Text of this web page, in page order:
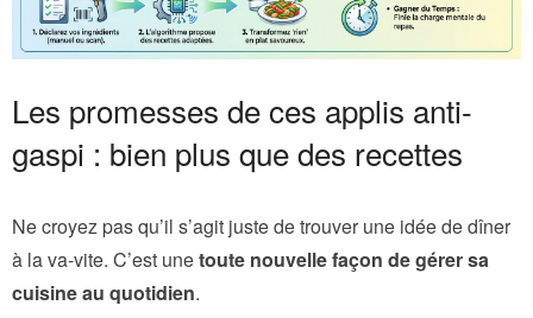
Les promesses de ces applis anti-
gaspi : bien plus que des recettes
Ne croyez pas qu’il s’agit juste de trouver une idée de dîner
à la va-vite. C’est unetoute nouvelle façon de gérer sa
cuisine au quotidien.